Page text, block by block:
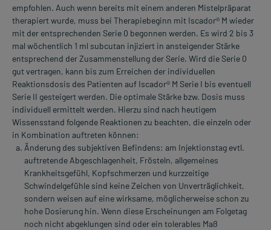
empfohlen. Auch wenn bereits mit einem anderen Mistelpräparat
therapiert wurde, muss bei Therapiebeginn mit Iscador® M wieder
mit der entsprechenden Serie 0 begonnen werden. Es wird 2 bis 3
mal wöchentlich 1 ml subcutan injiziert in ansteigender Stärke
entsprechend der Zusammenstellung der Serie. Wird die Serie 0
gut vertragen, kann bis zum Erreichen der individuellen
Reaktionsdosis des Patienten auf Iscador® M Serie I bis eventuell
Serie II gesteigert werden. Die optimale Stärke bzw. Dosis muss
individuell ermittelt werden. Hierzu sind nach heutigem
Wissensstand folgende Reaktionen zu beachten, die einzeln oder
in Kombination auftreten können:
Änderung des subjektiven Befindens: am Injektionstag evtl.
auftretende Abgeschlagenheit, Frösteln, allgemeines
Krankheitsgefühl, Kopfschmerzen und kurzzeitige
Schwindelgefühle sind keine Zeichen von Unverträglichkeit,
sondern weisen auf eine wirksame, möglicherweise schon zu
hohe Dosierung hin. Wenn diese Erscheinungen am Folgetag
noch nicht abgeklungen sind oder ein tolerables Maß